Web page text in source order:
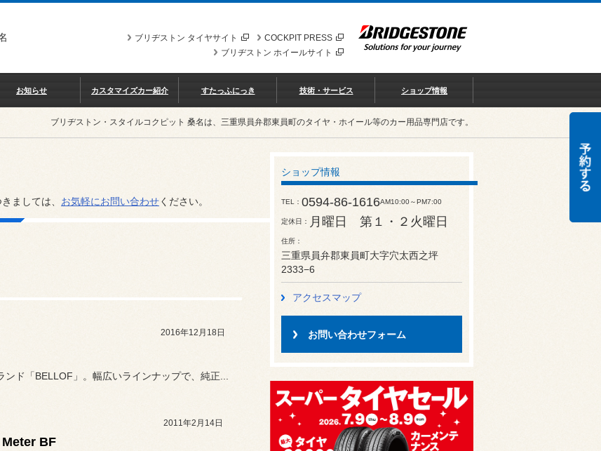
COCKPIT PRESS
ブリヂストン タイヤサイト
ブリヂストン ホイールサイト
お知らせ カスタマイズカー紹介 すたっふにっき 技術・サービス ショップ情報
ブリヂストン・スタイルコクピット 桑名は、三重県員弁郡東員町のタイヤ・ホイール等のカー用品専門店です。
ましては、 お気軽にお問い合わせください。
2016年12月18日
ンド「BELLOF」。幅広いラインナップで、純正...
2011年2月14日
BF
ショップ情報
TEL 0594-86-1616AM10:00～PM7:00
定休日 月曜日 第１・２火曜日
住所
三重県員弁郡東員町大字穴太西之坪
2333−6
アクセスマップ
お問い合わせフォーム